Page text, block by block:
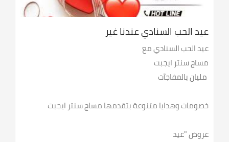
عيد الحب السنادي عندنا غير
عيد الحب السنادي مع
مساج سنتر ايجبت
مليان بالمفاجآت
خصومات وهدايا متنوعة بتقدمها مساج سنتر ايجبت
عروض "عيد